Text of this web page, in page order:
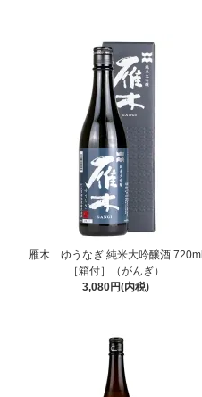
雁木 ゆうなぎ 純米大吟醸酒 720ml
［箱付］（がんぎ）
3,080円(内税)